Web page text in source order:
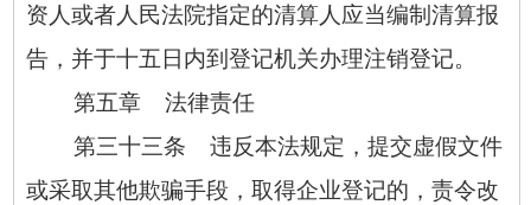
资人或者人民法院指定的清算人应当编制清算报
告，并于十五日内到登记机关办理注销登记。
第五章 法律责任
第三十三条 违反本法规定，提交虚假文件
或采取其他欺骗手段，取得企业登记的，责令改